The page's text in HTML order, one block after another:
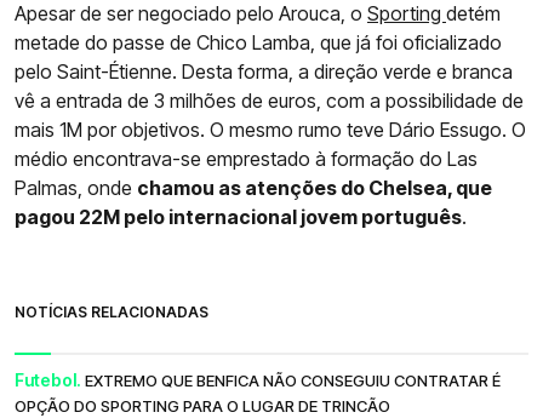
Apesar de ser negociado pelo Arouca, o Sporting detém
metade do passe de Chico Lamba, que já foi oficializado
pelo Saint-Étienne. Desta forma, a direção verde e branca
vê a entrada de 3 milhões de euros, com a possibilidade de
mais 1M por objetivos. O mesmo rumo teve Dário Essugo. O
médio encontrava-se emprestado à formação do Las
Palmas, onde chamou as atenções do Chelsea, que
pagou 22M pelo internacional jovem português.
NOTÍCIAS RELACIONADAS
Futebol. EXTREMO QUE BENFICA NÃO CONSEGUIU CONTRATAR É
OPÇÃO DO SPORTING PARA O LUGAR DE TRINCÃO